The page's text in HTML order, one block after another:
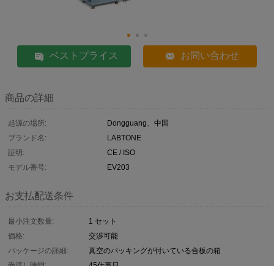
ベストプライス お問い合わせ
商品の詳細
起源の場所:
Dongguang、中国
ブランド名:
LABTONE
証明:
CE / ISO
モデル番号:
EV203
お支払配送条件
最小注文数量:
1 セット
価格:
交渉可能
パッケージの詳細:
真空のパッキングが付いている合板の箱